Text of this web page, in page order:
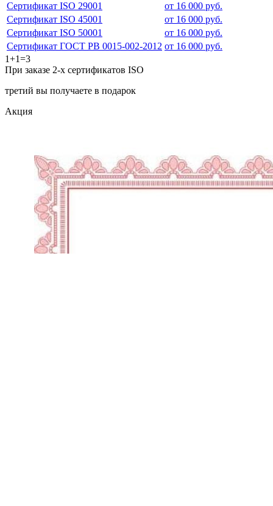
Сертификат ISO 29001
от 16 000 руб.
Сертификат ISO 45001
от 16 000 руб.
Сертификат ISO 50001
от 16 000 руб.
Сертификат ГОСТ РВ 0015-002-2012 от 16 000 руб.
1+1=3
При заказе 2-х сертификатов ISO
третий вы получаете в подарок
Акция